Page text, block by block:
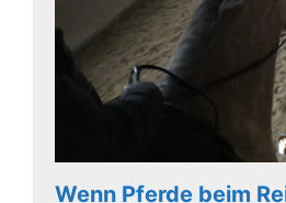
Wenn Pferde beim